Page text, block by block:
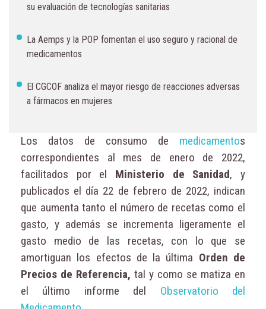
su evaluación de tecnologías sanitarias
La Aemps y la POP fomentan el uso seguro y racional de
medicamentos
El CGCOF analiza el mayor riesgo de reacciones adversas
a fármacos en mujeres
Los datos de consumo de medicamentos
correspondientes al mes de enero de 2022,
facilitados por el Ministerio de Sanidad, y
publicados el día 22 de febrero de 2022, indican
que aumenta tanto el número de recetas como el
gasto, y además se incrementa ligeramente el
gasto medio de las recetas, con lo que se
amortiguan los efectos de la última Orden de
Precios de Referencia, tal y como se matiza en
el último informe del Observatorio del